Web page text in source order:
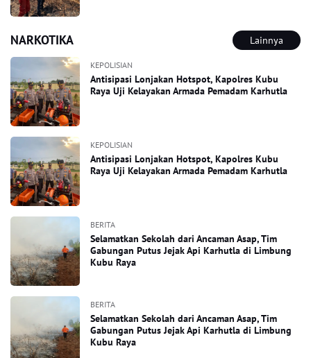
NARKOTIKA Lainnya
KEPOLISIAN
Antisipasi Lonjakan Hotspot, Kapolres Kubu
Raya Uji Kelayakan Armada Pemadam Karhutla
KEPOLISIAN
Antisipasi Lonjakan Hotspot, Kapolres Kubu
Raya Uji Kelayakan Armada Pemadam Karhutla
BERITA
Selamatkan Sekolah dari Ancaman Asap, Tim
Gabungan Putus Jejak Api Karhutla di Limbung
Kubu Raya
BERITA
Selamatkan Sekolah dari Ancaman Asap, Tim
Gabungan Putus Jejak Api Karhutla di Limbung
Kubu Raya